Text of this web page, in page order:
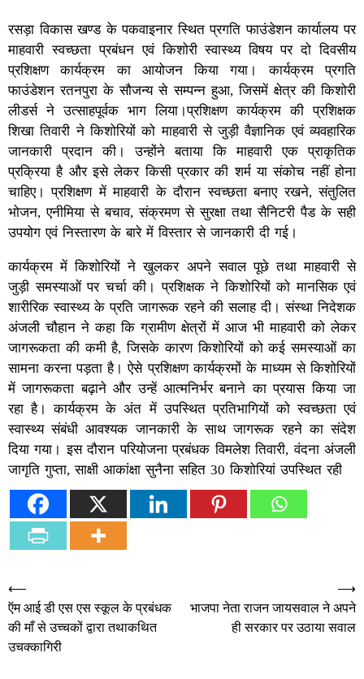
रसड़ा विकास खण्ड के पकवाइनार स्थित प्रगति फाउंडेशन कार्यालय पर
माहवारी स्वच्छता प्रबंधन एवं किशोरी स्वास्थ्य विषय पर दो दिवसीय
प्रशिक्षण कार्यक्रम का आयोजन किया गया। कार्यक्रम प्रगति
फाउंडेशन रतनपुरा के सौजन्य से सम्पन्न हुआ, जिसमें क्षेत्र की किशोरी
लीडर्स ने उत्साहपूर्वक भाग लिया।प्रशिक्षण कार्यक्रम की प्रशिक्षक
शिखा तिवारी ने किशोरियों को माहवारी से जुड़ी वैज्ञानिक एवं व्यवहारिक
जानकारी प्रदान की। उन्होंने बताया कि माहवारी एक प्राकृतिक
प्रक्रिया है और इसे लेकर किसी प्रकार की शर्म या संकोच नहीं होना
चाहिए। प्रशिक्षण में माहवारी के दौरान स्वच्छता बनाए रखने, संतुलित
भोजन, एनीमिया से बचाव, संक्रमण से सुरक्षा तथा सैनिटरी पैड के सही
उपयोग एवं निस्तारण के बारे में विस्तार से जानकारी दी गई।
कार्यक्रम में किशोरियों ने खुलकर अपने सवाल पूछे तथा माहवारी से
जुड़ी समस्याओं पर चर्चा की। प्रशिक्षक ने किशोरियों को मानसिक एवं
शारीरिक स्वास्थ्य के प्रति जागरूक रहने की सलाह दी। संस्था निदेशक
अंजली चौहान ने कहा कि ग्रामीण क्षेत्रों में आज भी माहवारी को लेकर
जागरूकता की कमी है, जिसके कारण किशोरियों को कई समस्याओं का
सामना करना पड़ता है। ऐसे प्रशिक्षण कार्यक्रमों के माध्यम से किशोरियों
में जागरूकता बढ़ाने और उन्हें आत्मनिर्भर बनाने का प्रयास किया जा
रहा है। कार्यक्रम के अंत में उपस्थित प्रतिभागियों को स्वच्छता एवं
स्वास्थ्य संबंधी आवश्यक जानकारी के साथ जागरूक रहने का संदेश
दिया गया। इस दौरान परियोजना प्रबंधक विमलेश तिवारी, वंदना अंजली
जागृति गुप्ता, साक्षी आकांक्षा सुनैना सहित 30 किशोरियां उपस्थित रही
Post
navigation
⟵
ऍम आई डी एस एस स्कूल के प्रबंधक
की माँ से उच्चकों द्वारा तथाकथित
उचक्कागिरी
भाजपा नेता राजन जायसवाल ने अपने
ही सरकार पर उठाया सवाल
⟶